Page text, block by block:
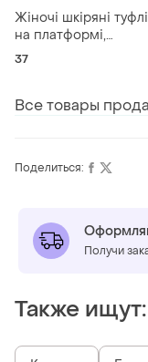
Жіночі шкіряні туфлі
на платформі,
черевики на
37
Все товары
Поделиться:
Получи
Также ищут: